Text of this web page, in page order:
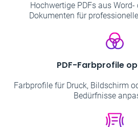
Hochwertige PDFs aus
Dokumenten für
PDF-Farbprofile
Farbprofile für Druck, Bildschirm
Bedürfnisse